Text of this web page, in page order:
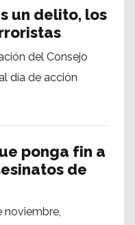
un delito, los
del Consejo
día de acción
ponga fin a
de
noviembre,